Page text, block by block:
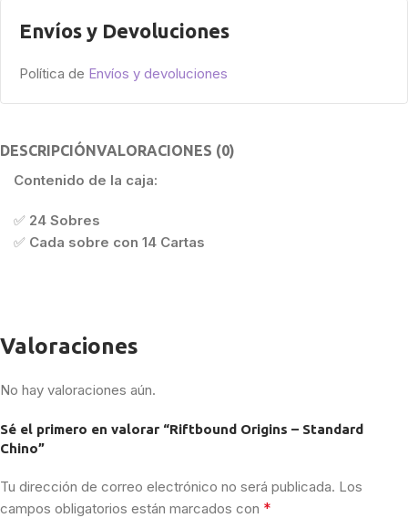
Envíos y Devoluciones
Política de Envíos y devoluciones
DESCRIPCIÓNVALORACIONES (0)
Contenido de la caja:
✅ 24 Sobres
✅ Cada sobre con 14 Cartas
Valoraciones
No hay valoraciones aún.
Sé el primero en valorar “Riftbound Origins – Standard
Chino”
Tu dirección de correo electrónico no será publicada. Los
campos obligatorios están marcados con *